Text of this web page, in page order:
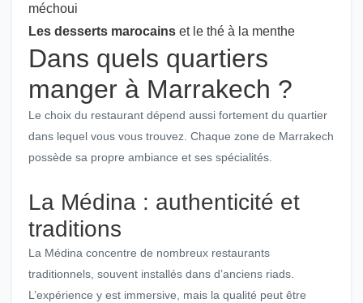
méchoui
Les desserts marocains et le thé à la menthe
Dans quels quartiers
manger à Marrakech ?
Le choix du restaurant dépend aussi fortement du quartier
dans lequel vous vous trouvez. Chaque zone de Marrakech
possède sa propre ambiance et ses spécialités.
La Médina : authenticité et
traditions
La Médina concentre de nombreux restaurants
traditionnels, souvent installés dans d’anciens riads.
L’expérience y est immersive, mais la qualité peut être